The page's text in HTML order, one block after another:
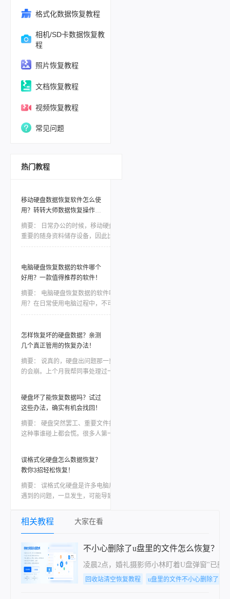
格式化数据恢复教程
相机/SD卡数据恢复教
程
照片恢复教程
文档恢复教程
视频恢复教程
常见问题
热门教程
移动硬盘数据恢复软件怎么使
用？转转大师数据恢复操作分
享！
摘要：
重要的随身资料储存设备，因此比起电脑本
地的硬盘，移动硬盘更加容易出现数据丢
备份，那么造成的损失将是难以估量的，因
此市场对移动硬盘数据恢复软件的需求是非
据恢复这款软件，讲讲如何利用工具恢复丢
失的数据。
电脑硬盘恢复数据的软件哪个
好用？一款值得推荐的软件！
摘要：
用？在日常使用电脑过程中，不可避免地会
遇到电脑硬盘数据丢失或损坏的情况。无论
们都面临着一种紧迫感，需要尽快找到一款
稳定可靠的软件来恢复我们的宝贵数据。然
人眼花缭乱，我们应该如何选择呢？本文将
会为大家详细介绍一款备受好评的电脑硬盘
怎样恢复坏的硬盘数据？亲测
几个真正管用的恢复办法！
摘要：
的会崩。上个月我帮同事处理过一次，他那
当时我也是满头问号：怎样恢复坏的硬盘数
据？后来折腾了大半天才把东西捞回来大部
分。如果你现在也正在为硬盘出问题发愁，
先别慌，这篇会按从简单到复杂、从免费到
问题。
硬盘坏了能恢复数据吗？试过
这些办法，确实有机会找回！
摘要：
这种事谁碰上都会慌。很多人第一反应就是
成功率越高。很多人问硬盘坏了能恢复数据
吗，其实关键要看硬盘是逻辑故障还是物理
损坏，以及数据有没有被覆盖。这篇文章会
从最简单的情况讲起，逐步说到比较棘手的
楚。覆盖误删、格式化、分区丢失、设备异
响等常见情况。
误格式化硬盘怎么数据恢复？
教你3招轻松恢复！
摘要：
遇到的问题，一旦发生，可能导致重要数据
具，我们仍有可能找回这些宝贵的数据。本
文将详细介绍误格式化硬盘怎么数据恢复。
相关教程 大家在看
不小心删除了u盘里的文件怎么恢复？5
凌晨2点，婚礼摄影师小林盯着U盘弹窗"已
回收站清空恢复教程 u盘里的文件不小心删除了怎